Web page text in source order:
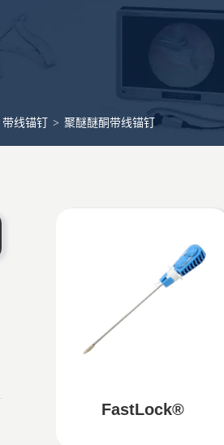
带线锚钉 > 聚醚醚酮带线锚钉
FastLock®